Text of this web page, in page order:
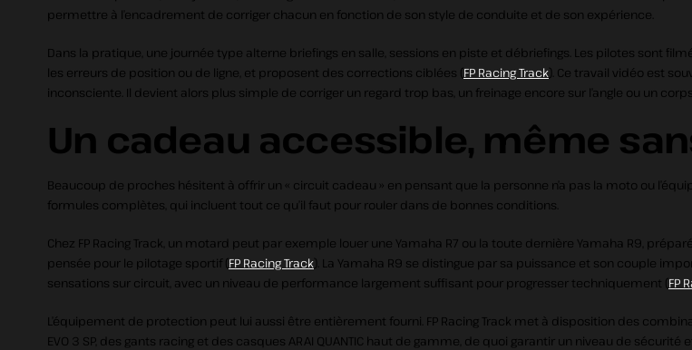
permettre à l’encadrement de corriger chacun en fonction de son style de conduite et de son expérience.
Dans la pratique, une journée type alterne briefings en salle, sessions en piste et débriefings. Les pilotes sont
les erreurs de position ou de ligne, et proposent des corrections ciblées (FP Racing Track). Ce travail vidéo est
inconsciente. Il devient alors plus simple de corriger un regard trop bas, un freinage encore sur l’angle ou un
Un cadeau accessible, même
Beaucoup de proches hésitent à offrir un « circuit cadeau » en pensant que la personne n’a pas la moto ou
formules complètes, qui incluent tout ce qu’il faut pour rouler dans de bonnes conditions.
Chez FP Racing Track, un motard peut par exemple louer une Yamaha R7 ou la toute dernière Yamaha R9,
pensée pour le pilotage sportif (FP Racing Track). La Yamaha R9 se distingue par sa puissance et son couple
sensations sur circuit, avec un niveau de performance largement suffisant pour progresser techniquement (FP
L’équipement de protection peut lui aussi être entièrement fourni. FP Racing Track met à disposition des
EVO 3 SP, des gants racing et des casques ARAI QUANTIC haut de gamme, de quoi garantir un niveau de